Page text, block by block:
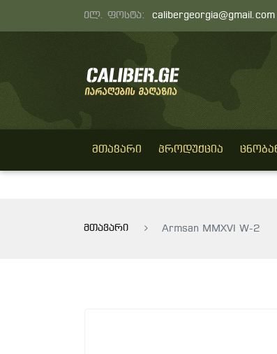
ელ. ფოსტა: calibergeorgia@gmail.com
ᲛᲗᲐᲕᲐᲠᲘ ᲞᲠᲝᲓᲣᲥᲪᲘᲐ
მთავარი Armsan MMXVI W-2